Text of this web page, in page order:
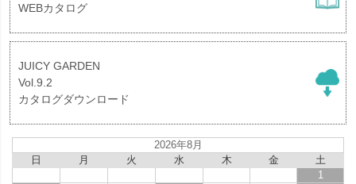
WEBカタログ
JUICY GARDEN
Vol.9.2
カタログダウンロード
2026年8月
日
月 火 水 木 金
土
1